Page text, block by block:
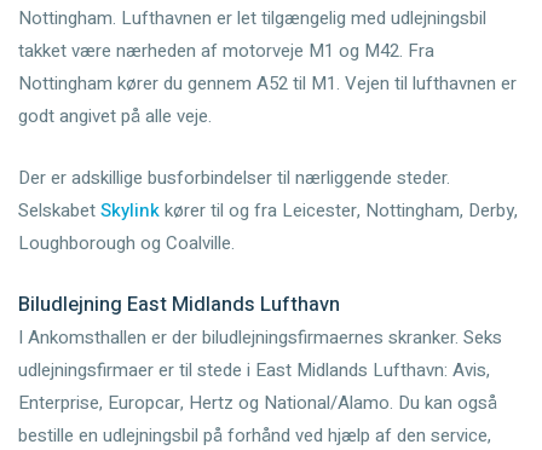
Nottingham. Lufthavnen er let tilgængelig med udlejningsbil
takket være nærheden af motorveje M1 og M42. Fra
Nottingham kører du gennem A52 til M1. Vejen til lufthavnen er
godt angivet på alle veje.
Der er adskillige busforbindelser til nærliggende steder.
SelskabetSkylinkkører til og fra Leicester, Nottingham, Derby,
Loughborough og Coalville.
Biludlejning East Midlands Lufthavn
I Ankomsthallen er der biludlejningsfirmaernes skranker. Seks
udlejningsfirmaer er til stede i East Midlands Lufthavn: Avis,
Enterprise, Europcar, Hertz og National/Alamo. Du kan også
bestille en udlejningsbil på forhånd ved hjælp af den service,